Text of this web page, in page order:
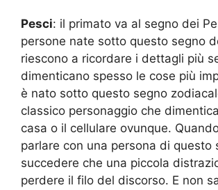
Pesci: il primato va al segno dei
persone nate sotto questo segno
riescono a ricordare i dettagli più
dimenticano spesso le cose più
è nato sotto questo segno
classico personaggio che
casa o il cellulare ovunque.
parlare con una persona di questo
succedere che una piccola
perdere il filo del discorso. E non